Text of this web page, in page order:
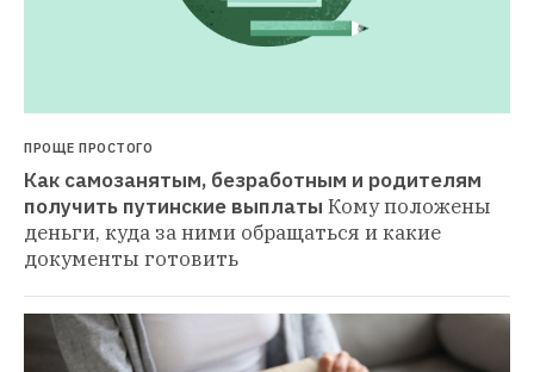
ПРОЩЕ ПРОСТОГО
Как самозанятым, безработным и родителям
получить путинские выплаты Кому положены
деньги, куда за ними обращаться и какие
документы готовить